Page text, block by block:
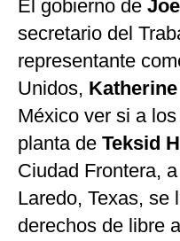
El gobierno de
secretario del
representante
Unidos, Katherine
México ver si a
planta de Teksid
Ciudad Frontera,
Laredo, Texas, se
derechos de libre